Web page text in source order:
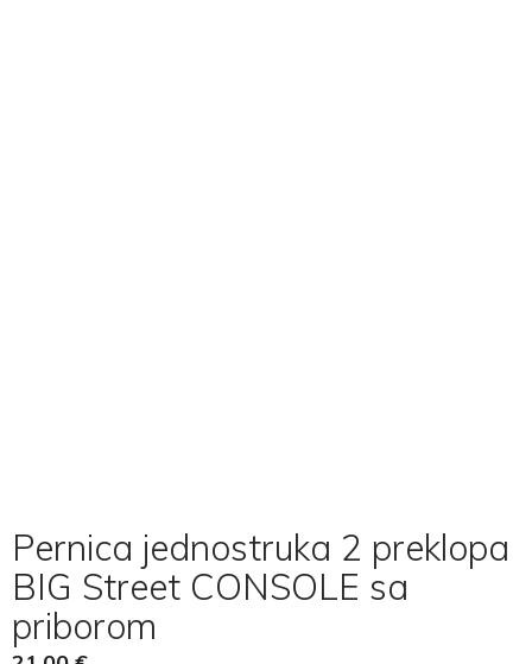
Pernica jednostruka 2 preklopa
BIG Street CONSOLE sa
priborom